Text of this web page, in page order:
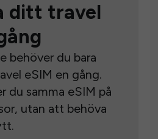
ditt travel
behöver du bara
eSIM en gång.
du samma eSIM på
utan att behöva